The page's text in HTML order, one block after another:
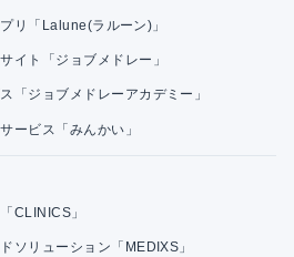
リ「Lalune(ラルーン)」
イト「ジョブメドレー」
「ジョブメドレーアカデミー」
ービス「みんかい」
CLINICS」
ソリューション「MEDIXS」